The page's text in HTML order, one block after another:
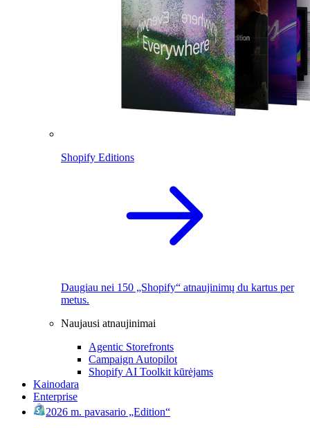
Shopify Editions
Daugiau nei 150 „Shopify“ atnaujinimų du kartus per
metus.
Naujausi atnaujinimai
Agentic Storefronts
Campaign Autopilot
Shopify AI Toolkit kūrėjams
Kainodara
Enterprise
2026 m. pavasario „Edition“